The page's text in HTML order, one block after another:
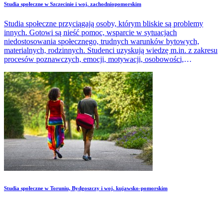
Studia społeczne w Szczecinie i woj. zachodniopomorskim
Studia społeczne przyciągają osoby, którym bliskie są problemy
innych. Gotowi są nieść pomoc, wsparcie w sytuacjach
niedostosowania społecznego, trudnych warunków bytowych,
materialnych, rodzinnych. Studenci uzyskują wiedzę m.in. z zakresu
procesów poznawczych, emocji, motywacji, osobowości,
Studia społeczne w Toruniu, Bydgoszczy i woj. kujawsko-pomorskim